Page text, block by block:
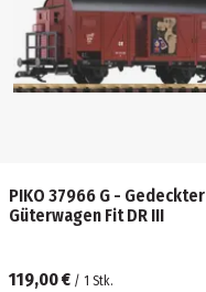
PIKO 37966 G - Gedeckter
Güterwagen Fit DR III
119,00 € / 1 Stk.